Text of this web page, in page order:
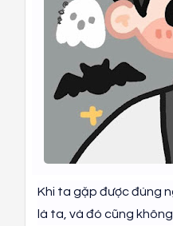
Khi ta gặp được đúng
là ta, và đó cũng